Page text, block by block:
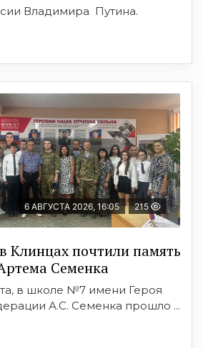
Владимира Путина.
6 АВГУСТА 2026, 16:05 215
Клинцах почтили память
Семенка
в школе №7 имени Героя
А.С. Семенка прошло ...